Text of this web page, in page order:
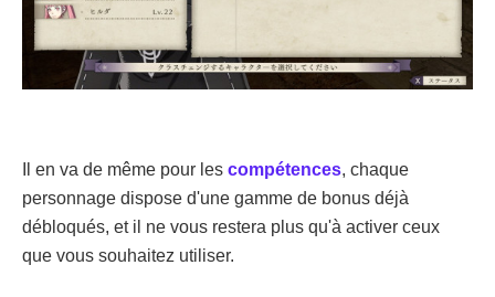
Il en va de même pour les compétences, chaque
personnage dispose d'une gamme de bonus déjà
débloqués, et il ne vous restera plus qu'à activer ceux
que vous souhaitez utiliser.